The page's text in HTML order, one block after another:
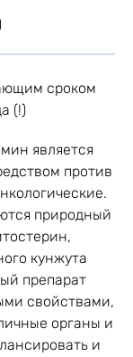
сроком
(!)
является
против
природный
кунжута
препарат
свойствами,
органы и
и